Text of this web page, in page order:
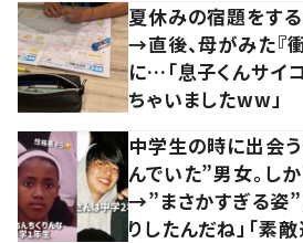
夏休みの宿題をす
→直後、母がみた『
に…「息子くんサイ
ちゃいましたww」
中学生の時に出会
んでいた”男女。し
→”まさかすぎる姿
りしたんだね」「素敵